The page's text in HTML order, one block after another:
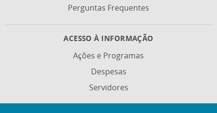
Perguntas Frequentes
ACESSO À INFORMAÇÃO
Ações e Programas
Despesas
Servidores